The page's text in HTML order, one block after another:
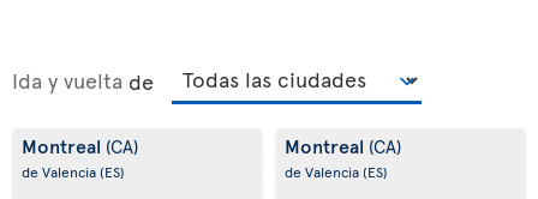
Ida y vuelta de
Montreal (CA)
de Valencia(ES)
Montreal (CA)
de Valencia(ES)